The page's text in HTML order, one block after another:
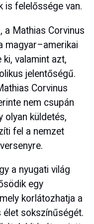
is felelőssége van.
, a Mathias Corvinus
magyar–amerikai
valamint azt,
jelentőségű.
Corvinus
nem csupán
olyan küldetés,
fel a nemzet
a nyugati világ
egy
korlátozhatja a
sokszínűségét.